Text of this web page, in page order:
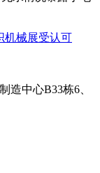
机械展受认可
造中心B33栋6、